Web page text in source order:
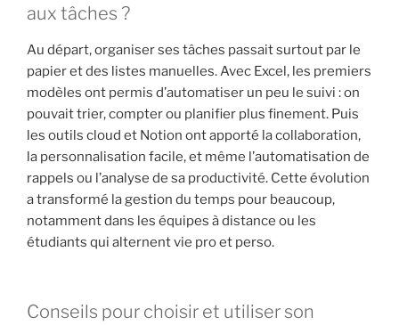
aux tâches ?
Au départ, organiser ses tâches passait surtout par le
papier et des listes manuelles. Avec Excel, les premiers
modèles ont permis d’automatiser un peu le suivi : on
pouvait trier, compter ou planifier plus finement. Puis
les outils cloud et Notion ont apporté la collaboration,
la personnalisation facile, et même l’automatisation de
rappels ou l’analyse de sa productivité. Cette évolution
a transformé la gestion du temps pour beaucoup,
notamment dans les équipes à distance ou les
étudiants qui alternent vie pro et perso.
Conseils pour choisir et utiliser son